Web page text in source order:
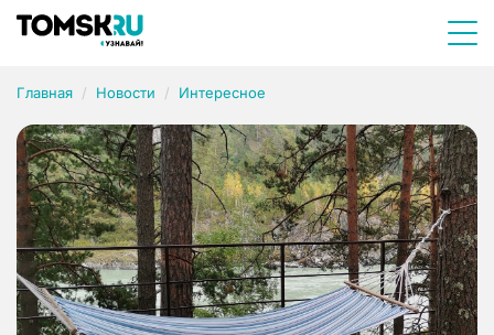
Главная Новости Интересное